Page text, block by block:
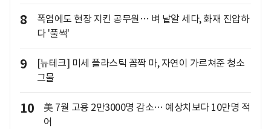
8
폭염에도 현장 지킨 공무원… 벼 낱알 세다, 화재 진압하
다 '풀썩'
9
[뉴테크] 미세 플라스틱 꼼짝 마, 자연이 가르쳐준 청소
그물
10
美 7월 고용 2만3000명 감소… 예상치보다 10만명 적
어